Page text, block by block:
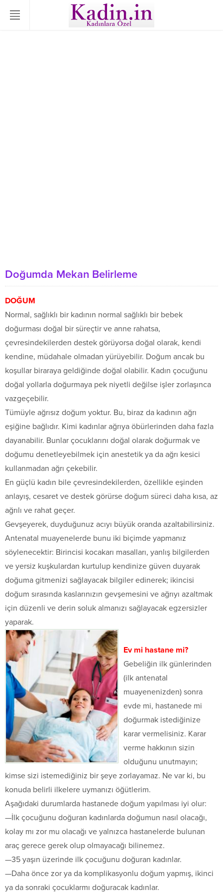
Doğumda Mekan Belirleme
DOĞUM
Normal, sağlıklı bir kadının normal sağlıklı bir bebek
doğurması doğal bir süreçtir ve anne rahatsa,
çevresindekilerden destek görüyorsa doğal olarak, kendi
kendine, müdahale olmadan yürüyebilir. Doğum ancak bu
koşullar biraraya geldiğinde doğal olabilir. Kadın çocuğunu
doğal yollarla doğurmaya pek niyetli değilse işler zorlaşınca
vazgeçebilir.
Tümüyle ağrısız doğum yoktur. Bu, biraz da kadının ağrı
eşiğine bağlıdır. Kimi kadınlar ağrıya öbürlerinden daha fazla
dayanabilir. Bunlar çocuklarını doğal olarak doğurmak ve
doğumu denetleyebilmek için anestetik ya da ağrı kesici
kullanmadan ağrı çekebilir.
En güçlü kadın bile çevresindekilerden, özellikle eşinden
anlayış, cesaret ve destek görürse doğum süreci daha kısa, az
ağrılı ve rahat geçer.
Gevşeyerek, duyduğunuz acıyı büyük oranda azaltabilirsiniz.
Antenatal muayenelerde bunu iki biçimde yapmanız
söylenecektir: Birincisi kocakarı masalları, yanlış bilgilerden
ve yersiz kuşkulardan kurtulup kendinize güven duyarak
doğuma gitmenizi sağlayacak bilgiler edinerek; ikincisi
doğum sırasında kaslarınızın gevşemesini ve ağrıyı azaltmak
için düzenli ve derin soluk almanızı sağlayacak egzersizler
yaparak.
Ev mi hastane mi?
Gebeliğin ilk günlerinden
(ilk antenatal
muayenenizden) sonra
evde mi, hastanede mi
doğurmak istediğinize
karar vermelisiniz. Karar
verme hakkının sizin
olduğunu unutmayın;
kimse sizi istemediğiniz bir şeye zorlayamaz. Ne var ki, bu
konuda belirli ilkelere uymanızı öğütlerim.
Aşağıdaki durumlarda hastanede doğum yapılması iyi olur:
—İlk çocuğunu doğuran kadınlarda doğumun nasıl olacağı,
kolay mı zor mu olacağı ve yalnızca hastanelerde bulunan
araç gerece gerek olup olmayacağı bilinemez.
—35 yaşın üzerinde ilk çocuğunu doğuran kadınlar.
—Daha önce zor ya da komplikasyonlu doğum yapmış, ikinci
ya da sonraki çocuklarmı doğuracak kadınlar.